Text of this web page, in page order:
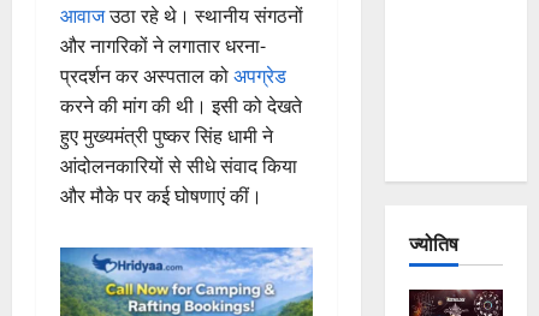
आवाजउठा रहे थे। स्थानीय संगठनों
और नागरिकों ने लगातार धरना-
प्रदर्शन कर अस्पताल कोअपग्रेड
करने की मांग की थी। इसी को देखते
हुए मुख्यमंत्री पुष्कर सिंह धामी ने
आंदोलनकारियों से सीधे संवाद किया
और मौके पर कई घोषणाएं कीं।
ज्योतिष